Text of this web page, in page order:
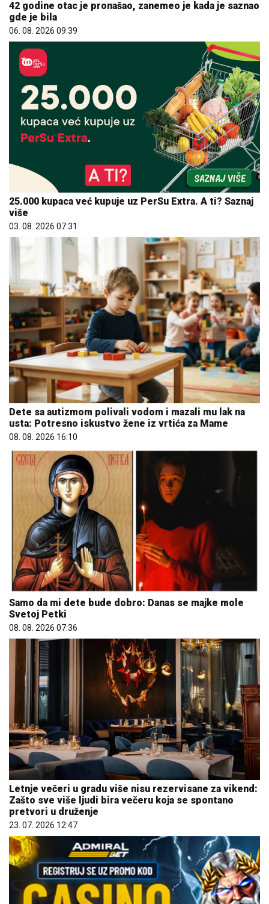
42 godine otac je pronašao, zanemeo je kada je saznao
gde je bila
06. 08. 2026 09:39
25.000 kupaca već kupuje uz PerSu Extra. A ti? Saznaj
više
03. 08. 2026 07:31
Dete sa autizmom polivali vodom i mazali mu lak na
usta: Potresno iskustvo žene iz vrtića za Mame
08. 08. 2026 16:10
Samo da mi dete bude dobro: Danas se majke mole
Svetoj Petki
08. 08. 2026 07:36
Letnje večeri u gradu više nisu rezervisane za vikend:
Zašto sve više ljudi bira večeru koja se spontano
pretvori u druženje
23. 07. 2026 12:47